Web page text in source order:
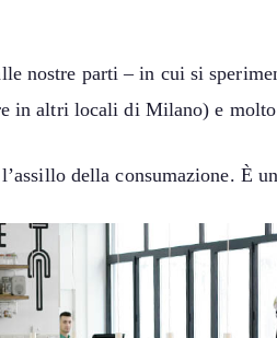
nostre parti – in cui si
in altri locali di Milano) e
della consumazione. È